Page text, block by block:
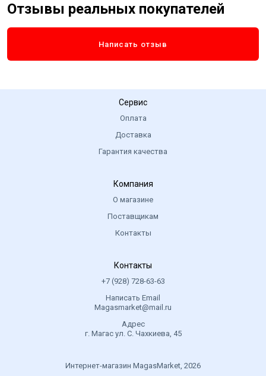
Отзывы реальных покупателей
Написать отзыв
Сервис
Оплата
Доставка
Гарантия качества
Компания
О магазине
Поставщикам
Контакты
Контакты
+7 (928) 728-63-63
Написать Email
Magasmarket@mail.ru
Адрес
г. Магас ул. С. Чахкиева, 45
Интернет-магазин MagasMarket, 2026